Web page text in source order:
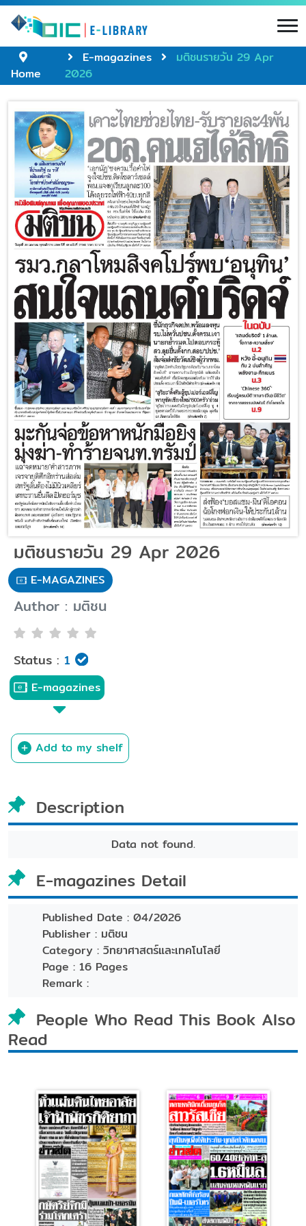
Home
E-magazines
มติชนรายวัน 29 Apr
2026
มติชนรายวัน 29 Apr 2026
E-MAGAZINES
Author : มติชน
Status : 1
E-magazines
Add to my shelf
Description
Data not found.
E-magazines Detail
Published Date : 04/2026
Publisher : มติชน
Category : วิทยาศาสตร์และเทคโนโลยี
Page : 16 Pages
Remark :
People Who Read This Book Also
Read